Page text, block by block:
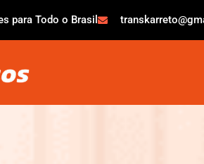
para Todo o Brasil